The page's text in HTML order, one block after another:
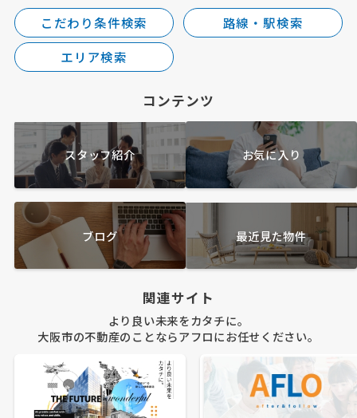
こだわり条件検索
路線・駅検索
エリア検索
コンテンツ
スタッフ紹介 お気に入り
ブログ 最近見た物件
関連サイト
より良い未来をカタチに。
大阪市の不動産のことならアフロにお任せください。